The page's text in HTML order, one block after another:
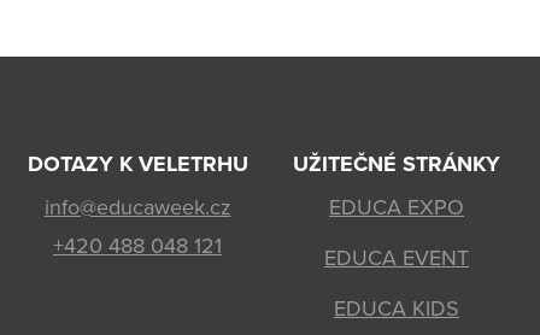
DOTAZY K VELETRHU
info@educaweek.cz
+420 488 048 121
UŽITEČNÉ STRÁNKY
EDUCA EXPO
EDUCA EVENT
EDUCA KIDS